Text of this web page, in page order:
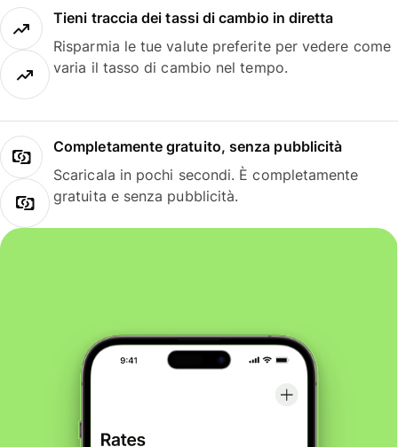
Tieni traccia dei tassi di cambio in diretta
Risparmia le tue valute preferite per vedere come
varia il tasso di cambio nel tempo.
Completamente gratuito, senza pubblicità
Scaricala in pochi secondi. È completamente
gratuita e senza pubblicità.